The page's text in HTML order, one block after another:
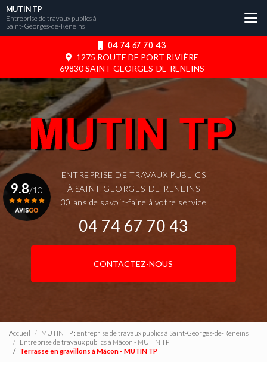
Aller
au
contenu
04 74 67 70 43
1275 ROUTE DE PORT RIVIÈRE
69830 SAINT-GEORGES-DE-RENEINS
MUTIN TP
Entreprise de travaux publics à
Saint-Georges-de-Reneins
ENTREPRISE DE TRAVAUX PUBLICS
À SAINT-GEORGES-DE-RENEINS
30 ans de savoir-faire à votre service
04 74 67 70 43
CONTACTEZ-NOUS
9.8/10
Accueil
MUTIN TP : entreprise de travaux publics à Saint-Georges-de-Reneins
Entreprise de travaux publics à Mâcon - MUTIN TP
Terrasse en gravillons à Mâcon - MUTIN TP